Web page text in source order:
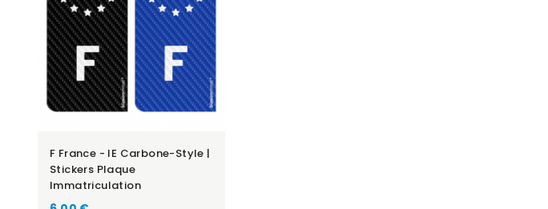
F France - IE Carbone-Style |
Stickers Plaque
Immatriculation